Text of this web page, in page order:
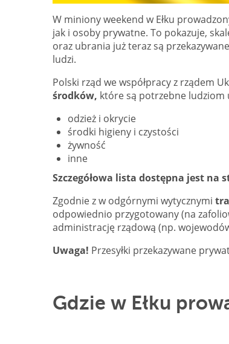
W miniony weekend w Ełku
jak i osoby prywatne. To pokazuje,
oraz ubrania już teraz są
ludzi.
Polski rząd we współpracy z rządem
środków, które są potrzebne ludziom
odzież i okrycie
środki higieny i czystości
żywność
inne
Szczegółowa lista dostępna jest na
Zgodnie z w odgórnymi wytycznymi
odpowiednio przygotowany (na
administrację rządową (np.
Uwaga! Przesyłki przekazywane
Gdzie w Ełku